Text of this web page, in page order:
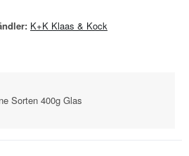
K+K Klaas & Kock
Sorten 400g Glas